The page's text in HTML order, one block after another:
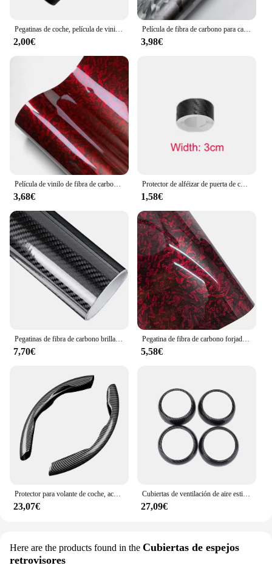
Pegatinas de coche, película de vinilo de fibra de carbono, 150x50cm, 3D, 4D, 5D, 6D, película de fibra de carbono brillante, pegatina impermeable para accesorios de coche
2,00€
Película de fibra de carbono para carrocería de coche, película de envoltura de vinilo de fibra de carbono forjada, Pegatina autoadhesiva para accesorios de coche, negro brillante
3,98€
Película de vinilo de fibra de carbono autoadhesiva, envoltura de vinilo de ajuste automático, brillante, Negro, Rojo, película de carrocería de coche, pegatinas de motocicleta, accesorios de coche
3,68€
Protector de alféizar de puerta de coche antiarañazos, pegatina Nano de fibra de carbono, tira protectora de pasta DIY, película de cinta de protección de espejo lateral automático
1,58€
7,70€
Pegatina de fibra de carbono forjado para coche, vinilo adhesivo para capó, 50cm x 300cm, alto brillo, negro, dorado, plateado, Rojo
5,58€
23,07€
Cubiertas de ventilación de aire estilo fibra de carbono para coche, embellecedores de repuesto para Smart Fortwo/Forfour 453 2015-2021, accesorios automotrices
27,09€
Here are the products found in the Cubiertas de espejos
retrovisores